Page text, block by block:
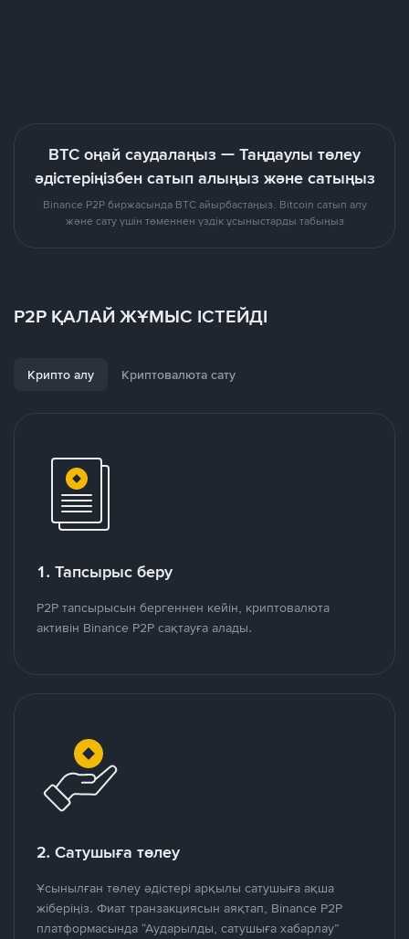
BTC оңай саудалаңыз — Таңдаулы төлеу
әдістеріңізбен сатып алыңыз және сатыңыз
Binance P2P биржасында BTC айырбастаңыз. Bitcoin сатып алу
және сату үшін төменнен үздік ұсыныстарды табыңыз
P2P ҚАЛАЙ ЖҰМЫС ІСТЕЙДІ
Крипто алу Криптовалюта сату
1. Тапсырыс беру
P2P тапсырысын бергеннен кейін, криптовалюта
активін Binance P2P сақтауға алады.
2. Сатушыға төлеу
Ұсынылған төлеу әдістері арқылы сатушыға ақша
жіберіңіз. Фиат транзакциясын аяқтап, Binance P2P
платформасында “Аударылды, сатушыға хабарлау”